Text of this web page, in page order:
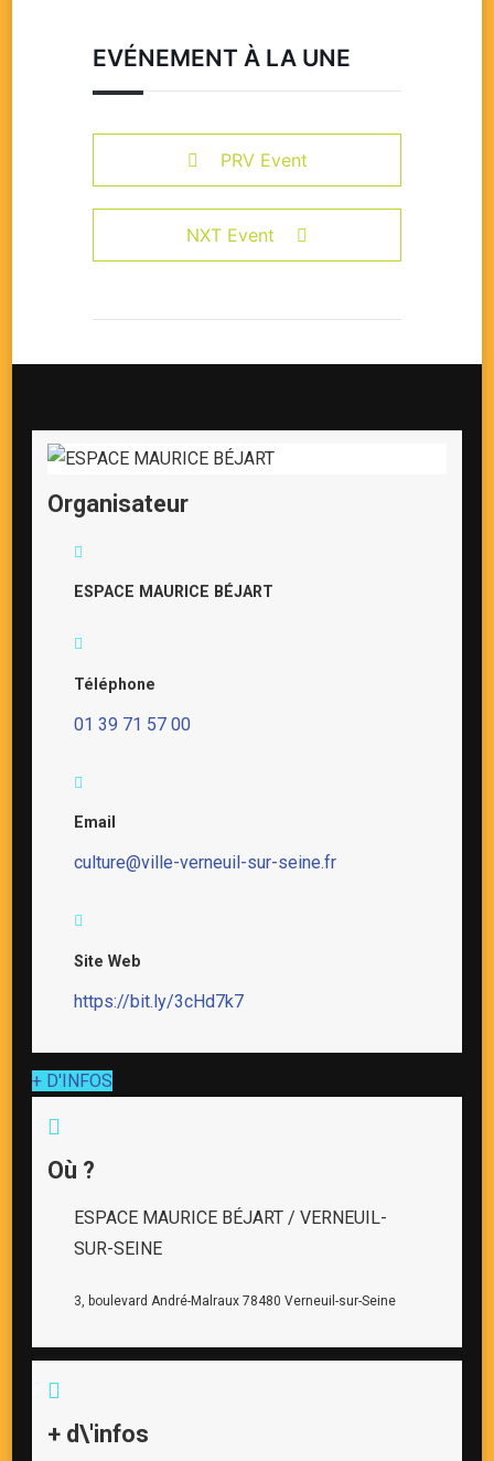
EVÉNEMENT À LA UNE
PRV Event
NXT Event
Organisateur
ESPACE MAURICE BÉJART
Téléphone
01 39 71 57 00
Email
culture@ville-verneuil-sur-seine.fr
Site Web
https://bit.ly/3cHd7k7
+ D'INFOS
Où ?
ESPACE MAURICE BÉJART / VERNEUIL-
SUR-SEINE
3, boulevard André-Malraux 78480 Verneuil-sur-Seine
+ d\'infos